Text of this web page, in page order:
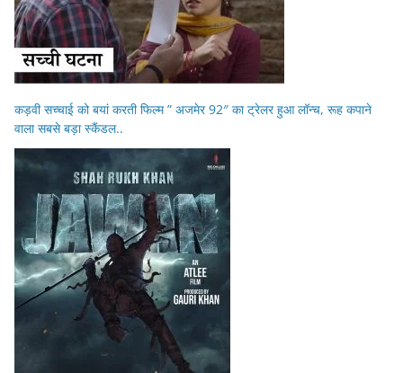
कड़वी सच्चाई को बयां करती फिल्म ” अजमेर 92″ का ट्रेलर हुआ लॉन्च, रूह कपाने
वाला सबसे बड़ा स्कैंडल..